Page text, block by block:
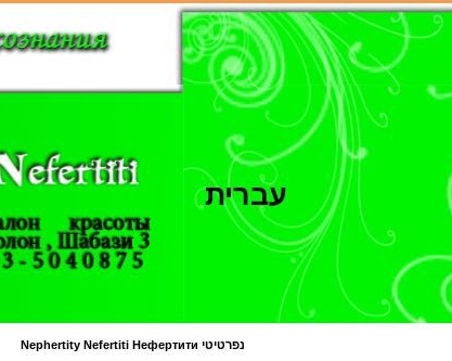
עברית
Nephertity Nefertiti Нефертити נפרטיטי